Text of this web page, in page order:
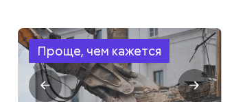
Проще, чем кажется